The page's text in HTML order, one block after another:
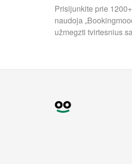
Prisijunkite prie
naudoja
užmegzti tvirtesnius